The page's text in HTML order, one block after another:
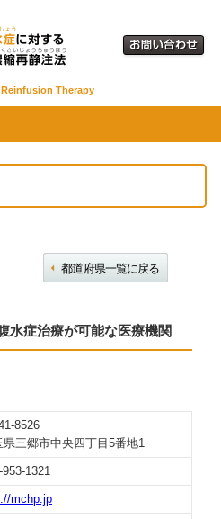
Therapy
都道府県一覧に戻る
水症治療が可能な医療機関
8526
県三郷市中央四丁目5番地1
953-1321
mchp.jp